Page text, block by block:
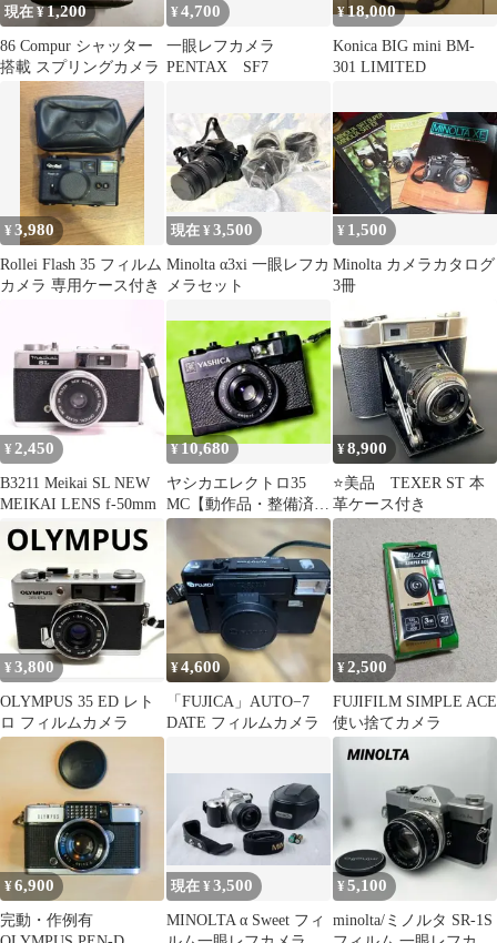
現在 ¥1,200
86 Compur シャッター
搭載 スプリングカメラ
¥4,700
一眼レフカメラ
PENTAX SF7
¥18,000
Konica BIG mini BM-
301 LIMITED
¥3,980
Rollei Flash 35 フィルム
カメラ 専用ケース付き
現在 ¥3,500
Minolta α3xi 一眼レフカ
メラセット
¥ 1,500
Minolta カメラカタログ
3冊
¥ 2,450
B3211 Meikai SL NEW
MEIKAI LENS f-50mm
¥10,680
ヤシカエレクトロ35
MC【動作品・整備済
み】⑦
¥8,900
⭐️美品 TEXER ST 本
革ケース付き
¥ 3,800
OLYMPUS 35 ED レト
ロ フィルムカメラ
¥4,600
「FUJICA」AUTO−7
DATE フィルムカメラ
¥2,500
FUJIFILM SIMPLE ACE
使い捨てカメラ
¥6,900
完動・作例有
現在 ¥3,500
MINOLTA α Sweet フィ
¥5,100
minolta/ミノルタ SR-1S